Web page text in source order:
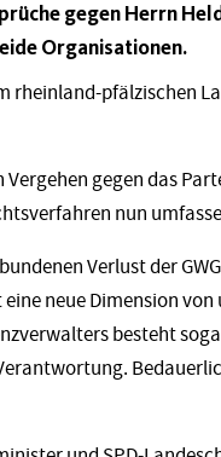
gegen Herrn
Organisationen.
rheinland-pfälzischen
Vergehen gegen das
nun
Verlust der
neue Dimension
besteht